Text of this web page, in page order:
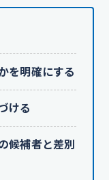
を明確にする
ける
候補者と差別